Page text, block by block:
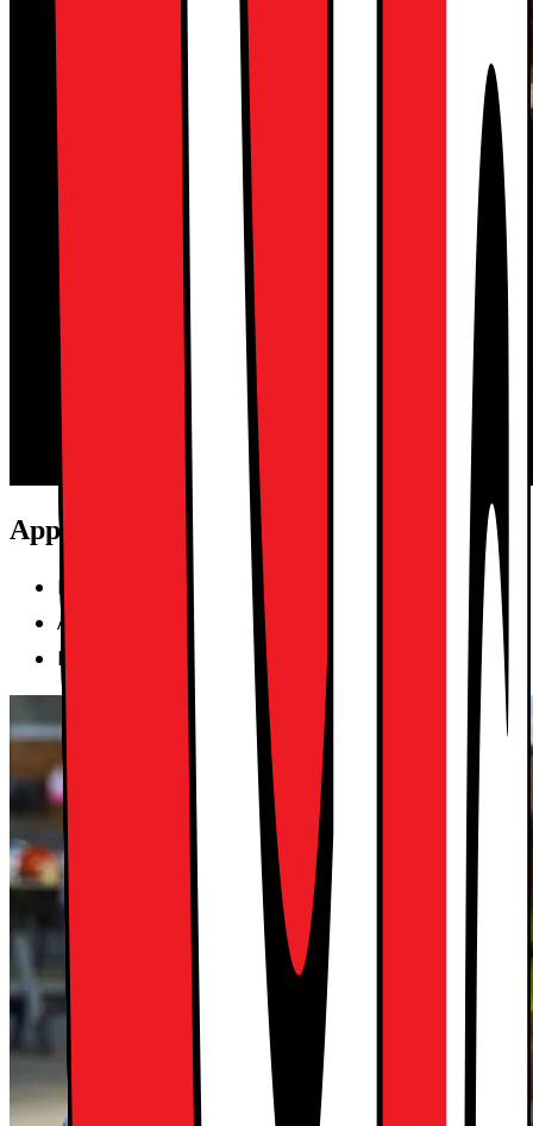
Apple Financial Services i korthet:
Fasta, låga kostnader
Alltid toppmodern utrustning
Enkla och flexibla avtal